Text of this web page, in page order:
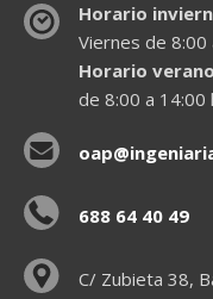
Horario
Viernes de 8:00
Horario
de 8:00 a 14:00
688 64 40 49
C/ Zubieta 38,